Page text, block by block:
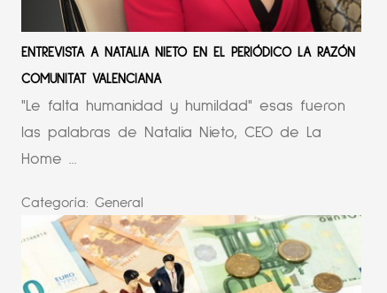
ENTREVISTA A NATALIA NIETO EN EL PERIÓDICO LA RAZÓN
COMUNITAT VALENCIANA
"Le falta humanidad y humildad" esas fueron
las palabras de Natalia Nieto, CEO de La
Home ...
Categoría:General